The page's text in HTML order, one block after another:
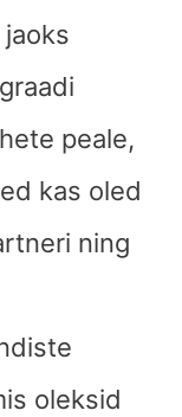
peale,
kas oled
ning
oleksid